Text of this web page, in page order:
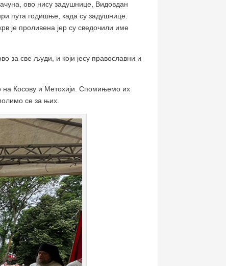
ово нису задушнице, Видовдан
пута годишње, када су задушнице.
је проливена јер су сведочили име
за све људи, и који јесу православни и
на Косову и Метохији. Спомињемо их
се за њих.